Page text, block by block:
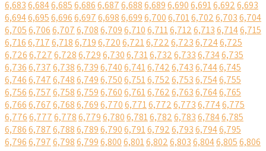
6,6836,6846,6856,6866,6876,6886,6896,6906,6916,6926,693
6,6946,6956,6966,6976,6986,6996,7006,7016,7026,7036,704
6,7056,7066,7076,7086,7096,7106,7116,7126,7136,7146,715
6,7166,7176,7186,7196,7206,7216,7226,7236,7246,725
6,7266,7276,7286,7296,7306,7316,7326,7336,7346,735
6,7366,7376,7386,7396,7406,7416,7426,7436,7446,745
6,7466,7476,7486,7496,7506,7516,7526,7536,7546,755
6,7566,7576,7586,7596,7606,7616,7626,7636,7646,765
6,7666,7676,7686,7696,7706,7716,7726,7736,7746,775
6,7766,7776,7786,7796,7806,7816,7826,7836,7846,785
6,7866,7876,7886,7896,7906,7916,7926,7936,7946,795
6,7966,7976,7986,7996,8006,8016,8026,8036,8046,8056,806